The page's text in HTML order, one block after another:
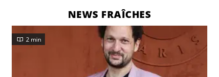
NEWS FRAÎCHES
2 min